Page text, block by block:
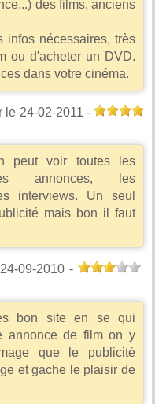
des films, anciens
infos nécessaires, très
ou d'acheter un DVD.
dans votre cinéma.
le 24-02-2011 -
peut voir toutes les
annonces, les
interviews. Un seul
mais bon il faut
09-2010-
bon site en se qui
annonce de film on y
que le publicité
et gache le plaisir de